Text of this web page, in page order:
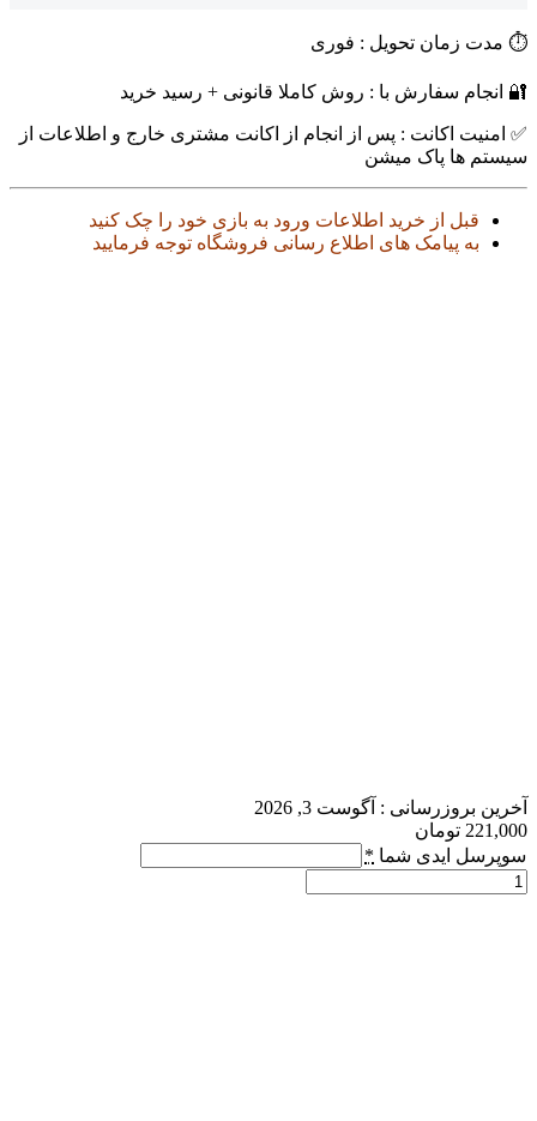
⏱️ مدت زمان تحویل : فوری
🔐 انجام سفارش با : روش کاملا قانونی + رسید خرید
✅ امنیت اکانت : پس از انجام از اکانت مشتری خارج و اطلاعات از
سیستم ها پاک میشن
قبل از خرید اطلاعات ورود به بازی خود را چک کنید
به پیامک های اطلاع رسانی فروشگاه توجه فرمایید
آخرین بروزرسانی : آگوست 3, 2026
221,000 تومان
سوپرسل ایدی شما *
10000
سکه